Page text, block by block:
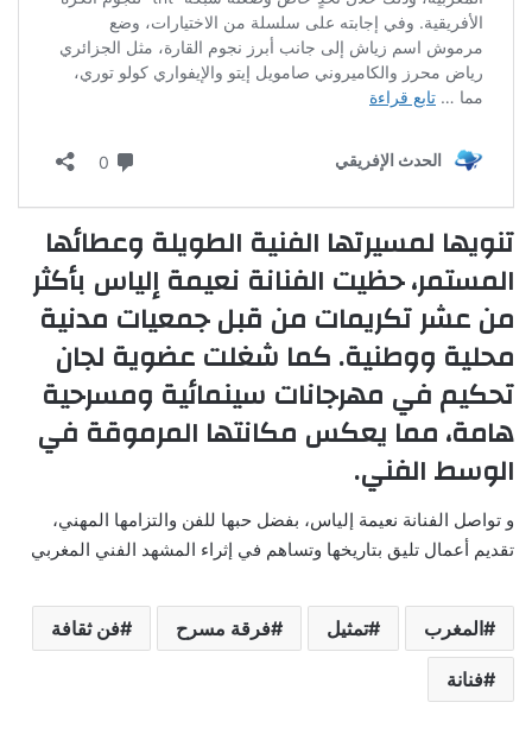
تنويها لمسيرتها الفنية الطويلة وعطائها
المستمر، حظيت الفنانة نعيمة إلياس بأكثر
من عشر تكريمات من قبل جمعيات مدنية
محلية ووطنية. كما شغلت عضوية لجان
تحكيم في مهرجانات سينمائية ومسرحية
هامة، مما يعكس مكانتها المرموقة في
الوسط الفني.
و تواصل الفنانة نعيمة إلياس، بفضل حبها للفن والتزامها المهني،
تقديم أعمال تليق بتاريخها وتساهم في إثراء المشهد الفني المغربي
المغرب تمثيل فرقة مسرح فن ثقافة
فنانة